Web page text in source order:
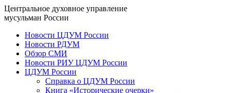
Центральное духовное управление
мусульман России
Новости ЦДУМ России
Новости РДУМ
Обзор СМИ
Новости РИУ ЦДУМ России
ЦДУМ России
Справка о ЦДУМ России
Книга «Исторические очерки»